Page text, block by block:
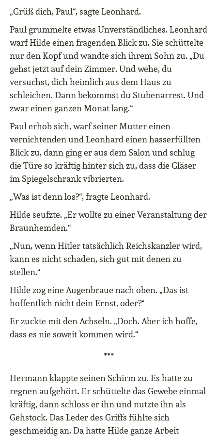
„Grüß dich, Paul“, sagte Leonhard.
Paul grummelte etwas Unverständliches. Leonhard
warf Hilde einen fragenden Blick zu. Sie schüttelte
nur den Kopf und wandte sich ihrem Sohn zu. „Du
gehst jetzt auf dein Zimmer. Und wehe, du
versuchst, dich heimlich aus dem Haus zu
schleichen. Dann bekommst du Stubenarrest. Und
zwar einen ganzen Monat lang.“
Paul erhob sich, warf seiner Mutter einen
vernichtenden und Leonhard einen hasserfüllten
Blick zu, dann ging er aus dem Salon und schlug
die Türe so kräftig hinter sich zu, dass die Gläser
im Spiegelschrank vibrierten.
„Was ist denn los?“, fragte Leonhard.
Hilde seufzte. „Er wollte zu einer Veranstaltung der
Braunhemden.“
„Nun, wenn Hitler tatsächlich Reichskanzler wird,
kann es nicht schaden, sich gut mit denen zu
stellen.“
Hilde zog eine Augenbraue nach oben. „Das ist
hoffentlich nicht dein Ernst, oder?“
Er zuckte mit den Achseln. „Doch. Aber ich hoffe,
dass es nie soweit kommen wird.“
***
Hermann klappte seinen Schirm zu. Es hatte zu
regnen aufgehört. Er schüttelte das Gewebe einmal
kräftig, dann schloss er ihn und nutzte ihn als
Gehstock. Das Leder des Griffs fühlte sich
geschmeidig an. Da hatte Hilde ganze Arbeit